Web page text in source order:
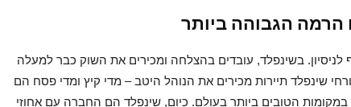
הרמה הגבוהה ביותר
בשינפלד, עובדים בהצלחה ומכירים את השוק כבר למעלה
שינפלד תיירות מכירים את הנוהל היטב – מדי קיץ ומדי פסח הם
הטובים ביותר בעולם. כיום, שינפלד הם החברה עם אחוזי